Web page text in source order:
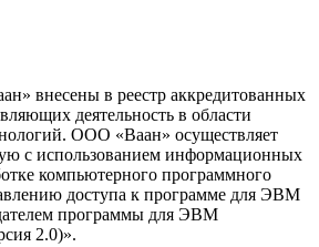
внесены в реестр аккредитованных
деятельность в области
ООО «Ваан» осуществляет
с использованием информационных
компьютерного программного
доступа к программе для ЭВМ
программы для ЭВМ
2.0)».